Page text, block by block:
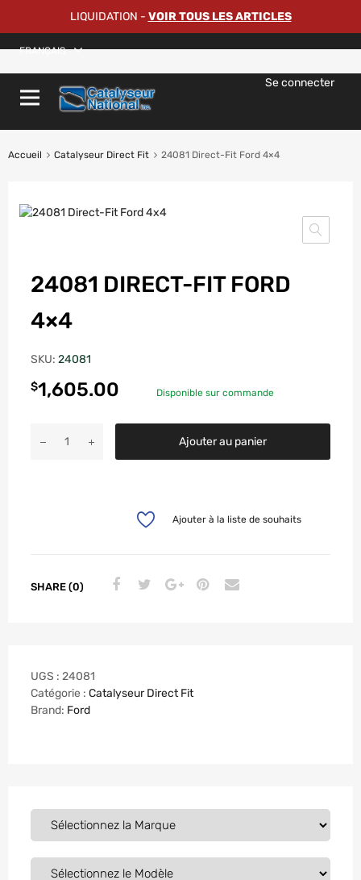
LIQUIDATION - VOIR TOUS LES ARTICLES
FRANÇAIS
Se connecter
Accueil Catalyseur Direct Fit 24081 Direct-Fit Ford 4×4
24081 DIRECT-FIT FORD
4×4
SKU: 24081
$1,605.00 Disponible sur commande
Ajouter au panier
Ajouter à la liste de souhaits
SHARE (0)
UGS : 24081
Catégorie : Catalyseur Direct Fit
Brand: Ford